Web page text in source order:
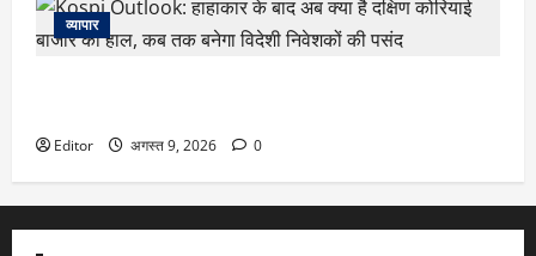
व्यापार
Editor अगस्त 9, 2026 0